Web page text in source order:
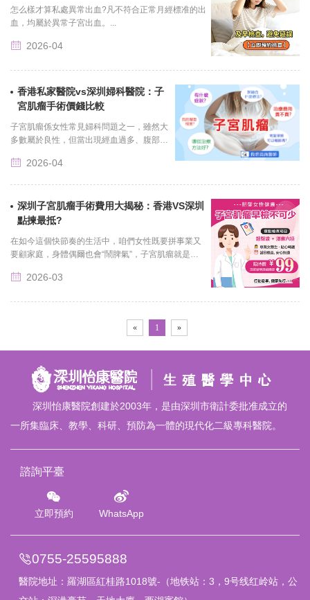
怎么樣才算私處異常出血?凡不符合正常月經標准的出
血，均屬於異常子宮出血。...
2026-04
香港私家醫院vs深圳婦科醫院：子
宮肌瘤手術價錢比較
子宮肌瘤係女性常見婦科問題之一，雖然大
多數屬於良性，但當出現經血過多、腹部壓
術處理。對香港女生嚟講，最大嘅考慮往往
2026-04
深圳子宮肌瘤手術費用大揭秘：香港VS深圳
點揀最抵?
在如今這個快節奏的生活中，咱們女性既要拼事業又
要顧家庭，身體偶爾也會“鬧脾氣”，子宮肌瘤就是不
通常係：「需唔......
2026-03
« 1 »
深圳怡康醫院創建於2003年，是由深圳市衛計委批准成立的
一所集臨床、教學、科研、預防為一體的現代化二級專科醫院。
諮詢平臺
立即預約 WhatsApp
0755-25595888
醫院地址： 羅湖區紅桂路1018號-（地铁站：3，9号线红岭站，公